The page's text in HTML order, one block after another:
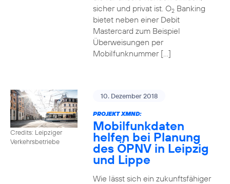
sicher und privat ist. O2Banking
bietet neben einer Debit
Mastercard zum Beispiel
Überweisungen per
Mobilfunknummer […]
Credits: Leipziger
Verkehrsbetriebe
10. Dezember 2018
PROJEKT XMND:
Mobilfunkdaten
helfen bei Planung
des ÖPNV in Leipzig
und Lippe
Wie lässt sich ein zukunftsfähiger